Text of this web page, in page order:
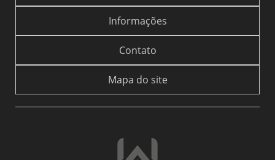
Informações
Contato
Mapa do site